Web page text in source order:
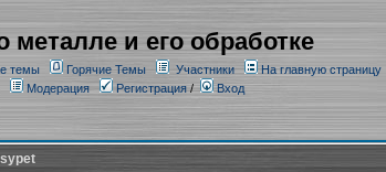
металле и его обработке
темы Горячие Темы Участники
На главную страницу
Модерация
Регистрация/ Вход